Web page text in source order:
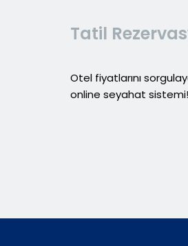
Tatil
Otel fiyatlarını
online seyahat sistemi!